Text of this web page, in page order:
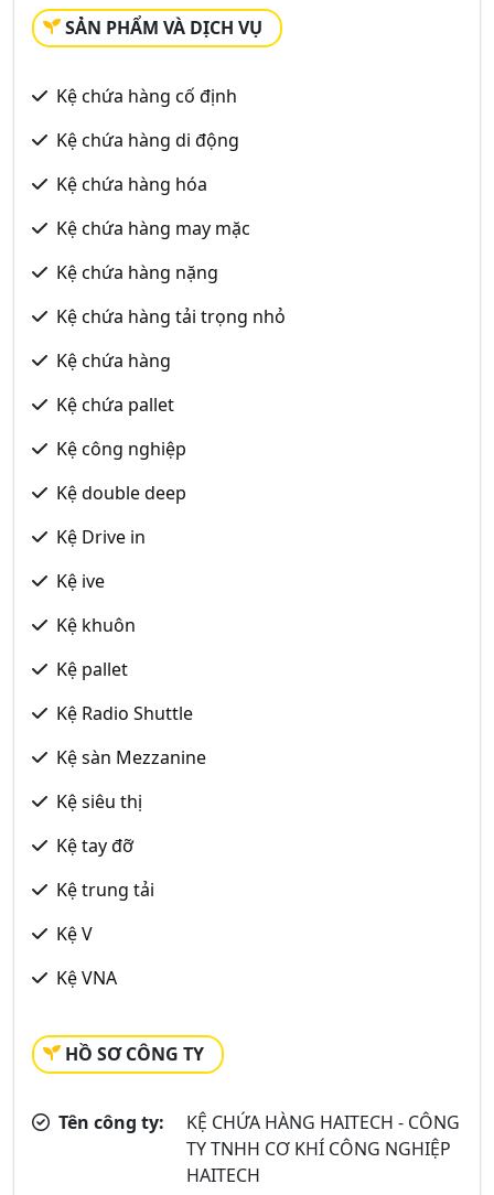
SẢN PHẨM VÀ DỊCH VỤ
Kệ chứa hàng cố định
Kệ chứa hàng di động
Kệ chứa hàng hóa
Kệ chứa hàng may mặc
Kệ chứa hàng nặng
Kệ chứa hàng tải trọng nhỏ
Kệ chứa hàng
Kệ chứa pallet
Kệ công nghiệp
Kệ double deep
Kệ Drive in
Kệ ive
Kệ khuôn
Kệ pallet
Kệ Radio Shuttle
Kệ sàn Mezzanine
Kệ siêu thị
Kệ tay đỡ
Kệ trung tải
Kệ V
Kệ VNA
HỒ SƠ CÔNG TY
Tên công ty:
KỆ CHỨA HÀNG HAITECH - CÔNG
TY TNHH CƠ KHÍ CÔNG NGHIỆP
HAITECH